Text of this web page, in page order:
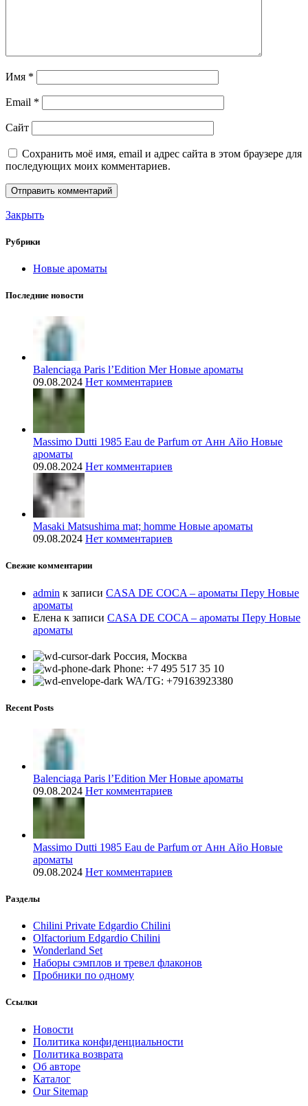
Имя *
Email *
Сайт
Сохранить моё имя, email и адрес сайта в этом браузере для
последующих моих комментариев.
Закрыть
Рубрики
Новые ароматы
Последние новости
Balenciaga Paris l’Edition Mer Новые ароматы
09.08.2024 Нет комментариев
Massimo Dutti 1985 Eau de Parfum от Анн Айо Новые
ароматы
09.08.2024 Нет комментариев
Masaki Matsushima mat; homme Новые ароматы
09.08.2024 Нет комментариев
Свежие комментарии
admin к записи CASA DE COCA – ароматы Перу Новые
ароматы
Елена к записи CASA DE COCA – ароматы Перу Новые
ароматы
Россия, Москва
Phone: +7 495 517 35 10
WA/TG: +79163923380
Recent Posts
Balenciaga Paris l’Edition Mer Новые ароматы
09.08.2024 Нет комментариев
Massimo Dutti 1985 Eau de Parfum от Анн Айо Новые
ароматы
09.08.2024 Нет комментариев
Разделы
Chilini Private Edgardio Chilini
Olfactorium Edgardio Chilini
Wonderland Set
Наборы сэмплов и тревел флаконов
Пробники по одному
Ссылки
Новости
Политика конфиденциальности
Политика возврата
Об авторе
Каталог
Our Sitemap